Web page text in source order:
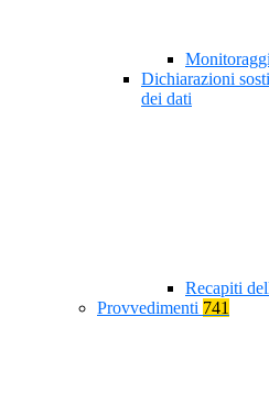
Dichiarazioni
dei dati
Recapiti
Provvedimenti 741